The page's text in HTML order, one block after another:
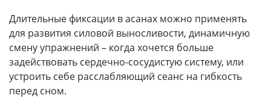
Длительные фиксации в асанах можно применять
для развития силовой выносливости, динамичную
смену упражнений – когда хочется больше
задействовать сердечно-сосудистую систему, или
устроить себе расслабляющий сеанс на гибкость
перед сном.